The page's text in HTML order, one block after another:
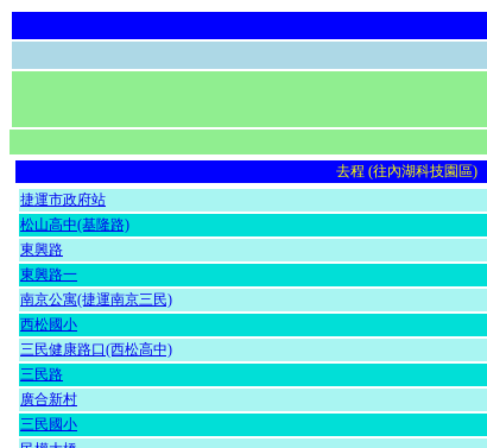
去程 (往內湖科技園區)
捷運市政府站
松山高中(基隆路)
東興路
東興路一
南京公寓(捷運南京三民)
西松國小
三民健康路口(西松高中)
三民路
廣合新村
三民國小